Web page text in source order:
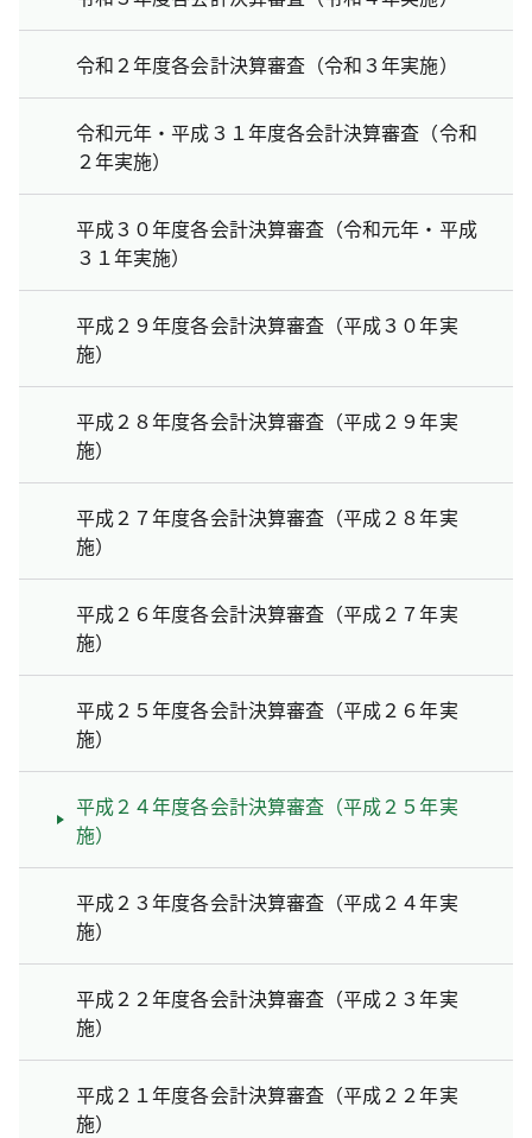
令和２年度各会計決算審査（令和３年実施）
令和元年・平成３１年度各会計決算審査（令和
２年実施）
平成３０年度各会計決算審査（令和元年・平成
３１年実施）
平成２９年度各会計決算審査（平成３０年実
施）
平成２８年度各会計決算審査（平成２９年実
施）
平成２７年度各会計決算審査（平成２８年実
施）
平成２６年度各会計決算審査（平成２７年実
施）
平成２５年度各会計決算審査（平成２６年実
施）
平成２４年度各会計決算審査（平成２５年実
施）
平成２３年度各会計決算審査（平成２４年実
施）
平成２２年度各会計決算審査（平成２３年実
施）
平成２１年度各会計決算審査（平成２２年実
施）